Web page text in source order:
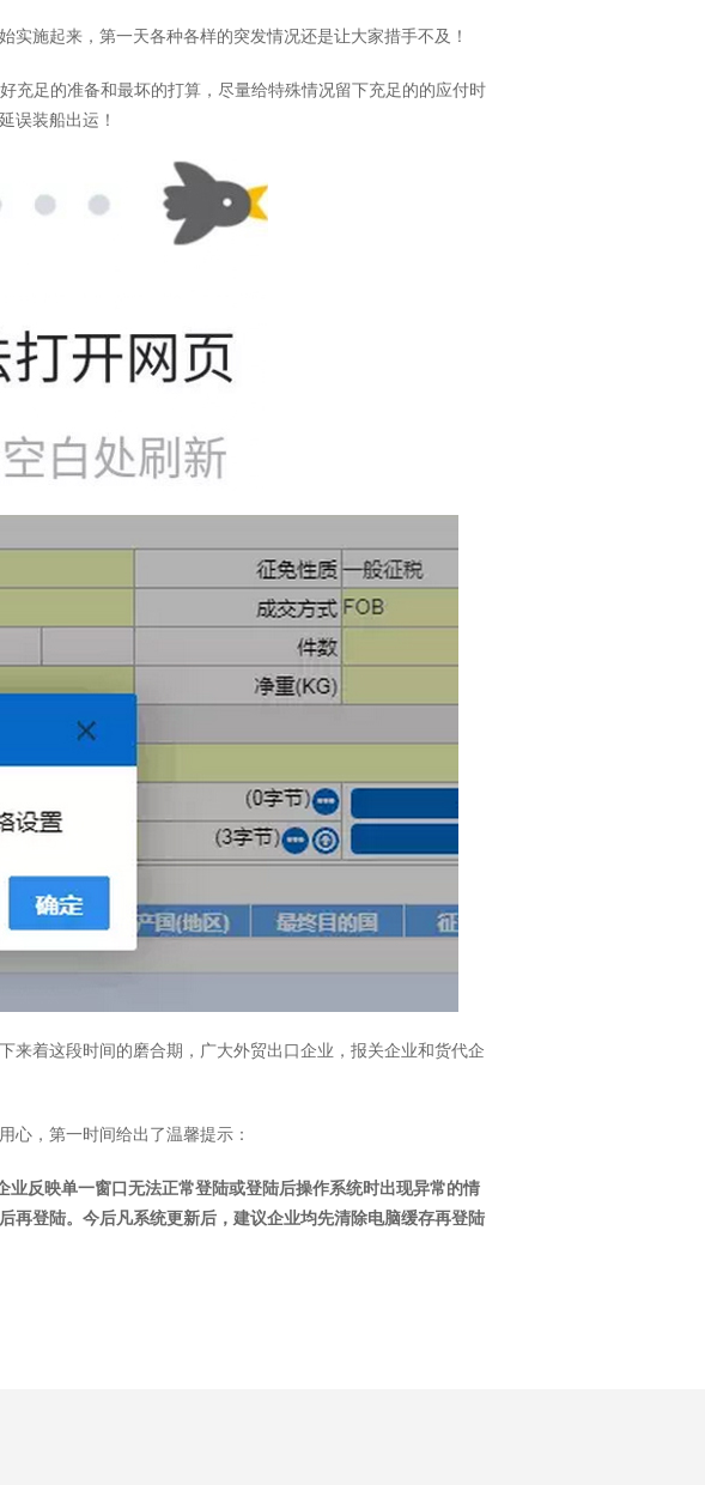
实施起来，第一天各种各样的突发情况还是让大家措手不及！
充足的准备和最坏的打算，尽量给特殊情况留下充足的的应付时
误装船出运！
来着这段时间的磨合期，广大外贸出口企业，报关企业和货代企
心，第一时间给出了温馨提示：
反映单一窗口无法正常登陆或登陆后操作系统时出现异常的情
再登陆。今后凡系统更新后，建议企业均先清除电脑缓存再登陆